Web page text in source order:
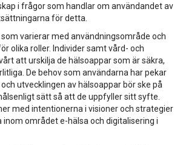
i frågor som handlar om användandet av
för detta.
varierar med användningsområde och
olika roller. Individer samt vård- och
att urskilja de hälsoappar som är säkra,
De behov som användarna har pekar
utvecklingen av hälsoappar bör ske på
sätt så att de uppfyller sitt syfte.
med intentionerna i visioner och strategier
området e-hälsa och digitalisering i